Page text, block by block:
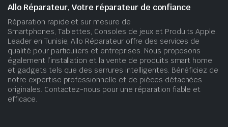
Allo Réparateur, Votre réparateur de confiance
Réparation rapide et sur mesure de
Smartphones, Tablettes, Consoles de jeux et Produits Apple.
Leader en Tunisie, Allo Réparateur offre des services de
qualité pour particuliers et entreprises. Nous proposons
également l’installation et la vente de produits smart home
et gadgets tels que des serrures intelligentes. Bénéficiez de
notre expertise professionnelle et de pièces détachées
originales. Contactez-nous pour une réparation fiable et
efficace.